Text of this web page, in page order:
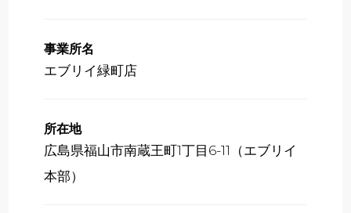
事業所名
エブリイ緑町店
所在地
広島県福山市南蔵王町1丁目6-11（エブリイ
本部）